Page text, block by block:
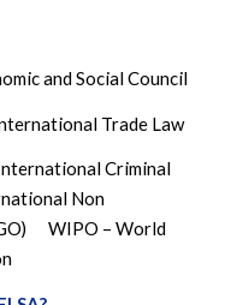
and Social Council
Trade Law
Criminal
Non
WIPO – World